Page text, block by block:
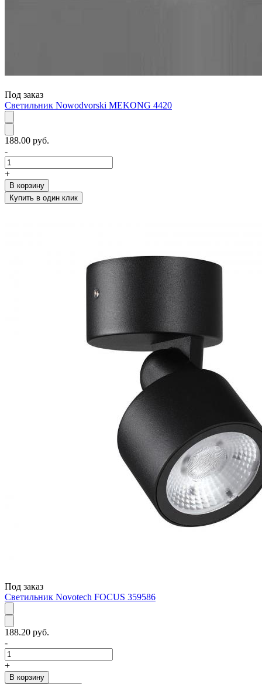
Под заказ
Светильник Nowodvorski MEKONG 4420
188.00 руб.
-
+
В корзину
Купить в один клик
Под заказ
Светильник Novotech FOCUS 359586
188.20 руб.
-
+
В корзину